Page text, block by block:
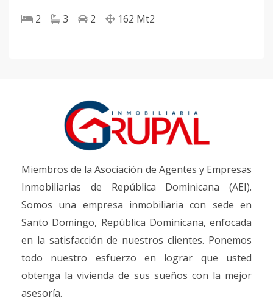
2 3 2 162 Mt2
Miembros de la Asociación de Agentes y Empresas
Inmobiliarias de República Dominicana (AEI).
Somos una empresa inmobiliaria con sede en
Santo Domingo, República Dominicana, enfocada
en la satisfacción de nuestros clientes. Ponemos
todo nuestro esfuerzo en lograr que usted
obtenga la vivienda de sus sueños con la mejor
asesoría.